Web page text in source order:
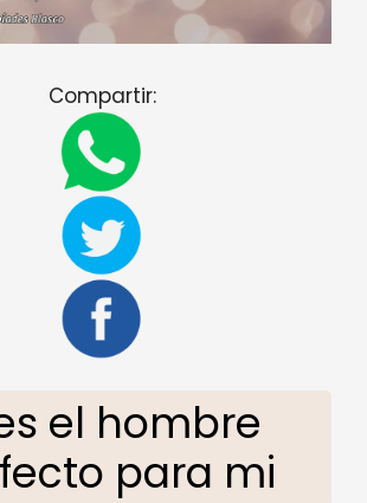
Compartir:
el hombre
para mi